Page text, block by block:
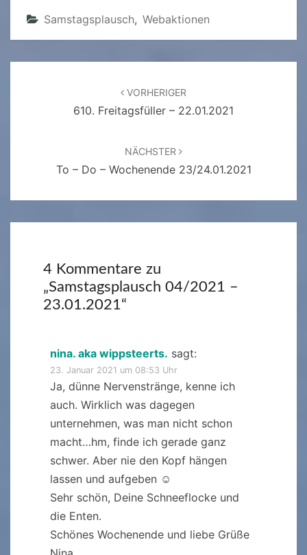
Samstagsplausch, Webaktionen
VORHERIGER
610. Freitagsfüller – 22.01.2021
NÄCHSTER
To – Do – Wochenende 23/24.01.2021
4 Kommentare zu
„Samstagsplausch 04/2021 –
23.01.2021“
nina. aka wippsteerts. sagt:
23. Januar 2021 um 08:53 Uhr
Ja, dünne Nervenstränge, kenne ich
auch. Wirklich was dagegen
unternehmen, was man nicht schon
macht…hm, finde ich gerade ganz
schwer. Aber nie den Kopf hängen
lassen und aufgeben ☺
Sehr schön, Deine Schneeflocke und
die Enten.
Schönes Wochenende und liebe Grüße